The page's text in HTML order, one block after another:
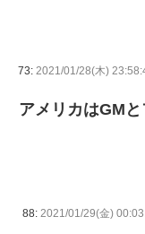
73: 2021/01/28(木)
アメリカはGM
88: 2021/01/29(金)